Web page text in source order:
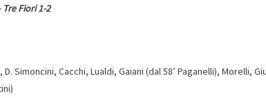
Fiori 1-2
Simoncini, Cacchi, Lualdi, Gaiani (dal 58’ Paganelli), Morelli,